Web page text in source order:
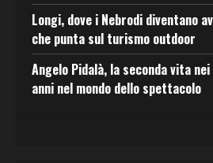
Longi, dove i Nebrodi diventano
che punta sul turismo outdoor
Angelo Pidalà, la seconda vita
anni nel mondo dello spettacolo